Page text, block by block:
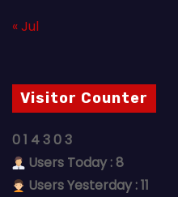
« Jul
Visitor Counter
01 4303
Users Today : 8
Users Yesterday : 11